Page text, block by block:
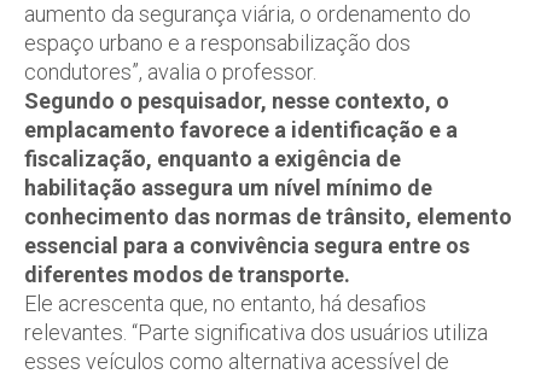
aumento da segurança viária, o ordenamento do
espaço urbano e a responsabilização dos
condutores”, avalia o professor.
Segundo o pesquisador, nesse contexto, o
emplacamento favorece a identificação e a
fiscalização, enquanto a exigência de
habilitação assegura um nível mínimo de
conhecimento das normas de trânsito, elemento
essencial para a convivência segura entre os
diferentes modos de transporte.
Ele acrescenta que, no entanto, há desafios
relevantes. “Parte significativa dos usuários utiliza
esses veículos como alternativa acessível de